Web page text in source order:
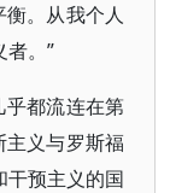
。从我个人
者。”
都流连在第
义与罗斯福
干预主义的国